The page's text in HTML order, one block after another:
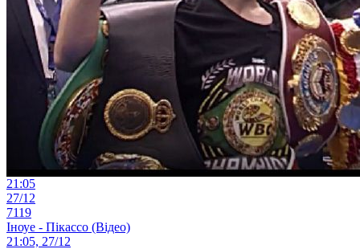
21:05
27/12
7119
Іноуе - Пікассо (Відео)
21:05, 27/12